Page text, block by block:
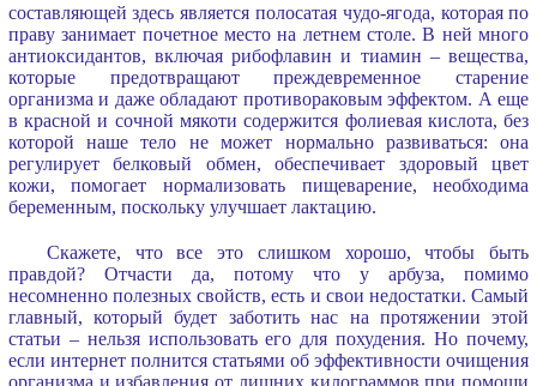
составляющей здесь является полосатая чудо-ягода, которая по
праву занимает почетное место на летнем столе. В ней много
антиоксидантов, включая рибофлавин и тиамин – вещества,
которые предотвращают преждевременное старение
организма и даже обладают противораковым эффектом. А еще
в красной и сочной мякоти содержится фолиевая кислота, без
которой наше тело не может нормально развиваться: она
регулирует белковый обмен, обеспечивает здоровый цвет
кожи, помогает нормализовать пищеварение, необходима
беременным, поскольку улучшает лактацию.
Скажете, что все это слишком хорошо, чтобы быть
правдой? Отчасти да, потому что у арбуза, помимо
несомненно полезных свойств, есть и свои недостатки. Самый
главный, который будет заботить нас на протяжении этой
статьи – нельзя использовать его для похудения. Но почему,
если интернет полнится статьями об эффективности очищения
организма и избавления от лишних килограммов при помощи